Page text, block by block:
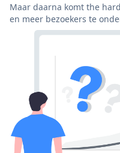
Maar daarna komt the
en meer bezoekers te